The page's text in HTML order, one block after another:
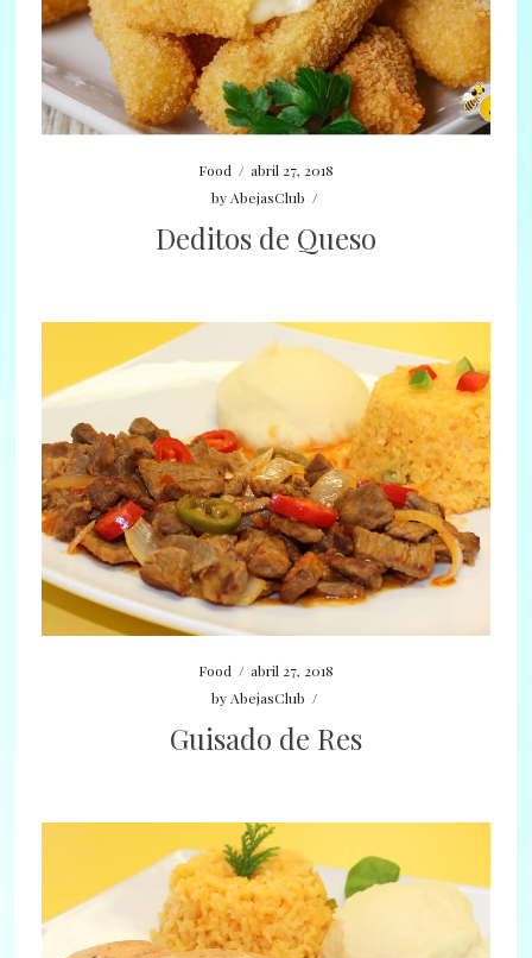
Food / abril 27, 2018
by AbejasClub /
Deditos de Queso
Food / abril 27, 2018
by AbejasClub /
Guisado de Res